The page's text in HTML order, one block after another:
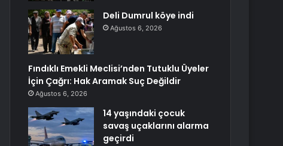
Deli Dumrul köye indi
Ağustos 6, 2026
Fındıklı Emekli Meclisi’nden Tutuklu Üyeler
İçin Çağrı: Hak Aramak Suç Değildir
Ağustos 6, 2026
14 yaşındaki çocuk
savaş uçaklarını alarma
geçirdi